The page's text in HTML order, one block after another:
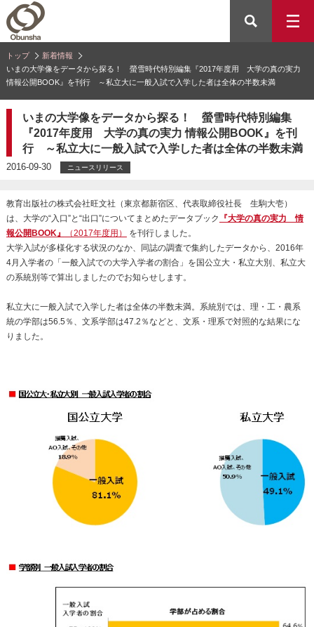
トップ
新着情報
いまの大学像をデータから探る！ 螢雪時代特別編集『2017年度用 大学の真の実力
情報公開BOOK』を刊行 ～私立大に一般入試で入学した者は全体の半数未満
いまの大学像をデータから探る！ 螢雪時代特別編集
『2017年度用 大学の真の実力 情報公開BOOK』を刊
行 ～私立大に一般入試で入学した者は全体の半数未満
2016-09-30 ニュースリリース
教育出版社の株式会社旺文社（東京都新宿区、代表取締役社長 生駒大壱）
は、大学の“入口”と“出口”についてまとめたデータブック
『大学の真の実力 情
報公開BOOK』
（2017年度用）
を刊行しました。
大学入試が多様化する状況のなか、同誌の調査で集約したデータから、2016年
4月入学者の「一般入試での大学入学者の割合」を国公立大・私立大別、私立大
の系統別等で算出しましたのでお知らせします。
私立大に一般入試で入学した者は全体の半数未満。系統別では、理・工・農系
統の学部は56.5％、文系学部は47.2％などと、文系・理系で対照的な結果にな
りました。